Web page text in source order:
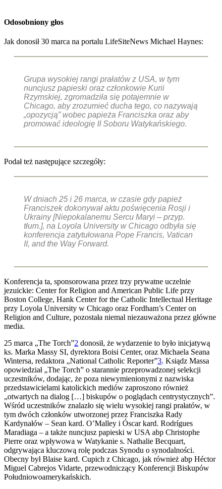
Odosobniony głos
Jak donosił 30 marca na portalu LifeSiteNews Michael Haynes:
Grupa wysokiej rangi prałatów z USA, w tym
nuncjusz papieski oraz członkowie Kurii
Rzymskiej, zgromadziła się potajemnie w
Chicago, aby zrozumieć ducha tego, co nazywają
„opozycją” wobec papieża Franciszka oraz aby
promować ideologię II Soboru Watykańskiego.
Podał też następujące szczegóły:
W dniach 25 i 26 marca, w czasie gdy papież
Franciszek dokonywał aktu poświęcenia Rosji i
Ukrainy [Niepokalanemu Sercu Maryi – przyp.
tłum.], na Loyola University w Chicago odbyła się
konferencja zatytułowana Pope Francis, Vatican
II, and the Way Forward.
Konferencja ta, sponsorowana przez trzy prywatne uczelnie
jezuickie: Center for Religion and American Public Life przy
Boston College, Hank Center for the Catholic Intellectual Heritage
przy Loyola University w Chicago oraz Fordham’s Center on
Religion and Culture, pozostała niemal niezauważona przez główne
media.
25 marca „The Torch”2 donosił, że wydarzenie to było inicjatywą
ks. Marka Massy SI, dyrektora Boisi Center, oraz Michaela Seana
Wintersa, redaktora „National Catholic Reporter”3. Ksiądz Massa
opowiedział „The Torch” o starannie przeprowadzonej selekcji
uczestników, dodając, że poza niewymienionymi z nazwiska
przedstawicielami katolickich mediów zaproszono również
„otwartych na dialog […] biskupów o poglądach centrystycznych”.
Wśród uczestników znalazło się wielu wysokiej rangi prałatów, w
tym dwóch członków utworzonej przez Franciszka Rady
Kardynałów – Sean kard. O’Malley i Óscar kard. Rodrígues
Maradiaga – a także nuncjusz papieski w USA abp Christophe
Pierre oraz wpływowa w Watykanie s. Nathalie Becquart,
odgrywająca kluczową rolę podczas Synodu o synodalności.
Obecny był Blaise kard. Cupich z Chicago, jak również abp Héctor
Miguel Cabrejos Vidarte, przewodniczący Konferencji Biskupów
Południowoamerykańskich.